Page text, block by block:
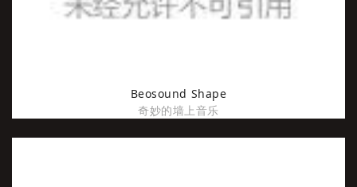
Beosound Shape
奇妙的墙上音乐